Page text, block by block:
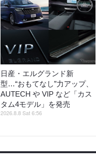
日産・エルグランド新
型…“おもてなし”力アップ、
AUTECH や VIP など「カス
タム4モデル」を発売
2026.8.8 Sat 6:56